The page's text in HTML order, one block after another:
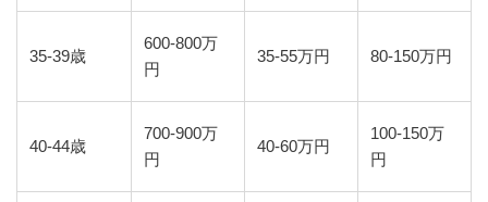
35-39歳
600-800万
円
35-55万円 80-150万円
40-44歳
700-900万
円
40-60万円
100-150万
円